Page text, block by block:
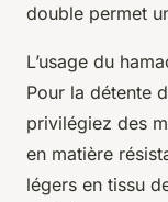
double permet
L’usage du
Pour la détente
privilégiez des
en matière
légers en tissu